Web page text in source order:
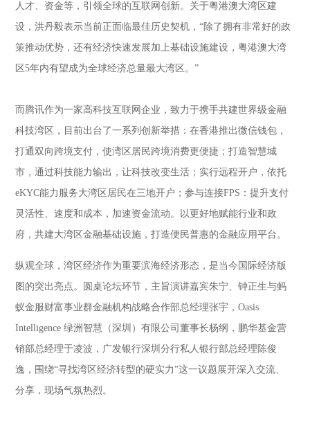
人才、资金等，引领全球的互联网创新。关于粤港澳大湾区建
设，洪丹毅表示当前正面临最佳历史契机，“除了拥有非常好的政
策推动优势，还有经济快速发展加上基础设施建设，粤港澳大湾
区5年内有望成为全球经济总量最大湾区。”
而腾讯作为一家高科技互联网企业，致力于携手共建世界级金融
科技湾区，目前出台了一系列创新举措：在香港推出微信钱包，
打通双向跨境支付，使湾区居民跨境消费更便捷；打造智慧城
市，通过科技能力输出，让科技改变生活；实行远程开户，依托
eKYC能力服务大湾区居民在三地开户；参与连接FPS：提升支付
灵活性、速度和成本，加速资金流动。以更好地赋能行业和政
府，共建大湾区金融基础设施，打造便民普惠的金融应用平台。
纵观全球，湾区经济作为重要滨海经济形态，是当今国际经济版
图的突出亮点。圆桌论坛环节，主旨演讲嘉宾朱宁、钟正生与蚂
蚁金服财富事业群金融机构战略合作部总经理张宇，Oasis
Intelligence 绿洲智慧（深圳）有限公司董事长杨纲，鹏华基金营
销部总经理于凌波，广发银行深圳分行私人银行部总经理陈俊
逸，围绕“寻找湾区经济转型的硬实力”这一议题展开深入交流、
分享，现场气氛热烈。